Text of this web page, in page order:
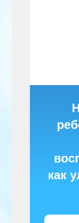
как